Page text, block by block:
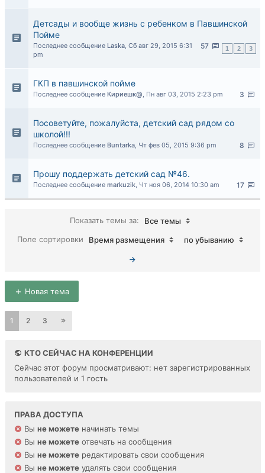
Детсады и вообще жизнь с ребенком в Павшинской
Пойме
1 2 3
57
Последнее сообщение Laska, Сб авг 29, 2015 6:31
pm
ГКП в павшинской пойме
3
Последнее сообщение Кириешк@, Пн авг 03, 2015 2:23 pm
Посоветуйте, пожалуйста, детский сад рядом со
школой!!!
8
Последнее сообщение Buntarka, Чт фев 05, 2015 9:36 pm
Прошу поддержать детский сад №46.
17
Последнее сообщение markuzik, Чт ноя 06, 2014 10:30 am
Показать темы за:
Все темы
Поле сортировки
Время размещения по убыванию
Новая тема
1 2 3
КТО СЕЙЧАС НА КОНФЕРЕНЦИИ
Сейчас этот форум просматривают: нет зарегистрированных
пользователей и 1 гость
ПРАВА ДОСТУПА
Вы не можете начинать темы
Вы не можете отвечать на сообщения
Вы не можете редактировать свои сообщения
Вы не можете удалять свои сообщения